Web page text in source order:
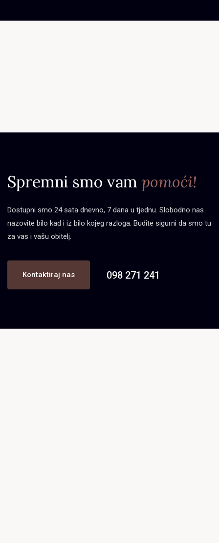
Spremni smo vam pomoći!
Dostupni smo 24 sata dnevno, 7 dana u tjednu. Slobodno nas
nazovite bilo kad i iz bilo kojeg razloga. Budite sigurni da smo tu
za vas i vašu obitelj.
Kontaktiraj nas 098 271 241